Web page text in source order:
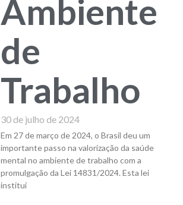
Ambiente
de
Trabalho
30 de julho de 2024
Em 27 de março de 2024, o Brasil deu um
importante passo na valorização da saúde
mental no ambiente de trabalho com a
promulgação da Lei 14831/2024. Esta lei
institui